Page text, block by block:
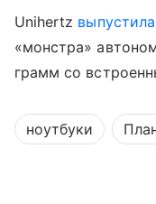
Unihertz выпустила
«монстра»
грамм со
ноутбуки